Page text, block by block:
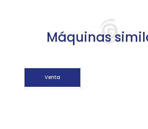
Máquinas
Venta